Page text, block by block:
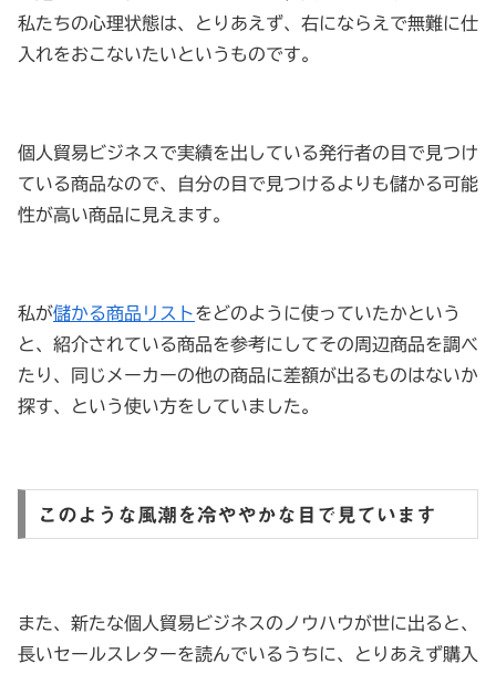
私たちの心理状態は、とりあえず、右にならえで無難に仕
入れをおこないたいというものです。
個人貿易ビジネスで実績を出している発行者の目で見つけ
ている商品なので、自分の目で見つけるよりも儲かる可能
性が高い商品に見えます。
私が儲かる商品リストをどのように使っていたかという
と、紹介されている商品を参考にしてその周辺商品を調べ
たり、同じメーカーの他の商品に差額が出るものはないか
探す、という使い方をしていました。
このような風潮を冷ややかな目で見ています
また、新たな個人貿易ビジネスのノウハウが世に出ると、
長いセールスレターを読んでいるうちに、とりあえず購入